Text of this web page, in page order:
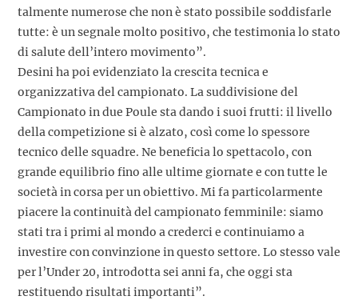
talmente numerose che non è stato possibile soddisfarle
tutte: è un segnale molto positivo, che testimonia lo stato
di salute dell’intero movimento”.
Desini ha poi evidenziato la crescita tecnica e
organizzativa del campionato. La suddivisione del
Campionato in due Poule sta dando i suoi frutti: il livello
della competizione si è alzato, così come lo spessore
tecnico delle squadre. Ne beneficia lo spettacolo, con
grande equilibrio fino alle ultime giornate e con tutte le
società in corsa per un obiettivo. Mi fa particolarmente
piacere la continuità del campionato femminile: siamo
stati tra i primi al mondo a crederci e continuiamo a
investire con convinzione in questo settore. Lo stesso vale
per l’Under 20, introdotta sei anni fa, che oggi sta
restituendo risultati importanti”.